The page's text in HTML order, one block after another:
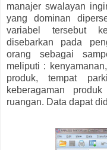
manajer swalayan
yang dominan
variabel tersebut
disebarkan pada
orang sebagai
meliputi :
produk, tempat
keberagaman
ruangan. Data dapat